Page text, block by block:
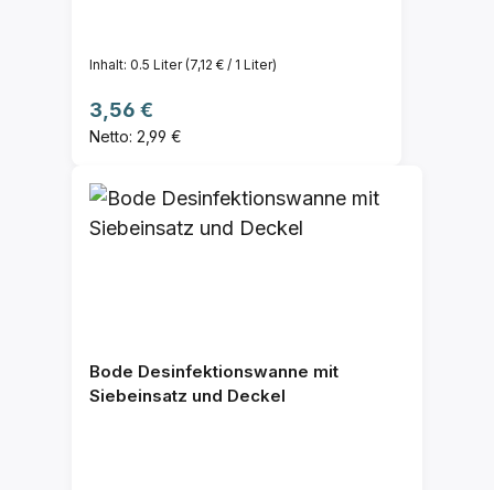
Inhalt: 0.5 Liter(7,12 € / 1 Liter)
Regulärer Preis:
3,56 €
Netto: 2,99 €
Bode Desinfektionswanne mit
Siebeinsatz und Deckel